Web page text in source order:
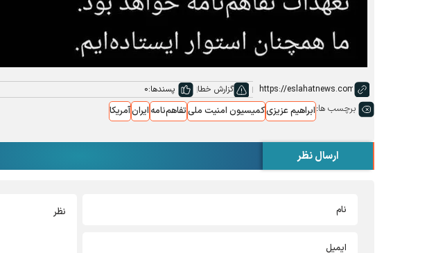
گزارش خطا پسندها:0
برچسب ها:ابراهیم عزیزیکمیسیون امنیت ملیتفاهم‌نامه ایرانآمریکا
ارسال نظر